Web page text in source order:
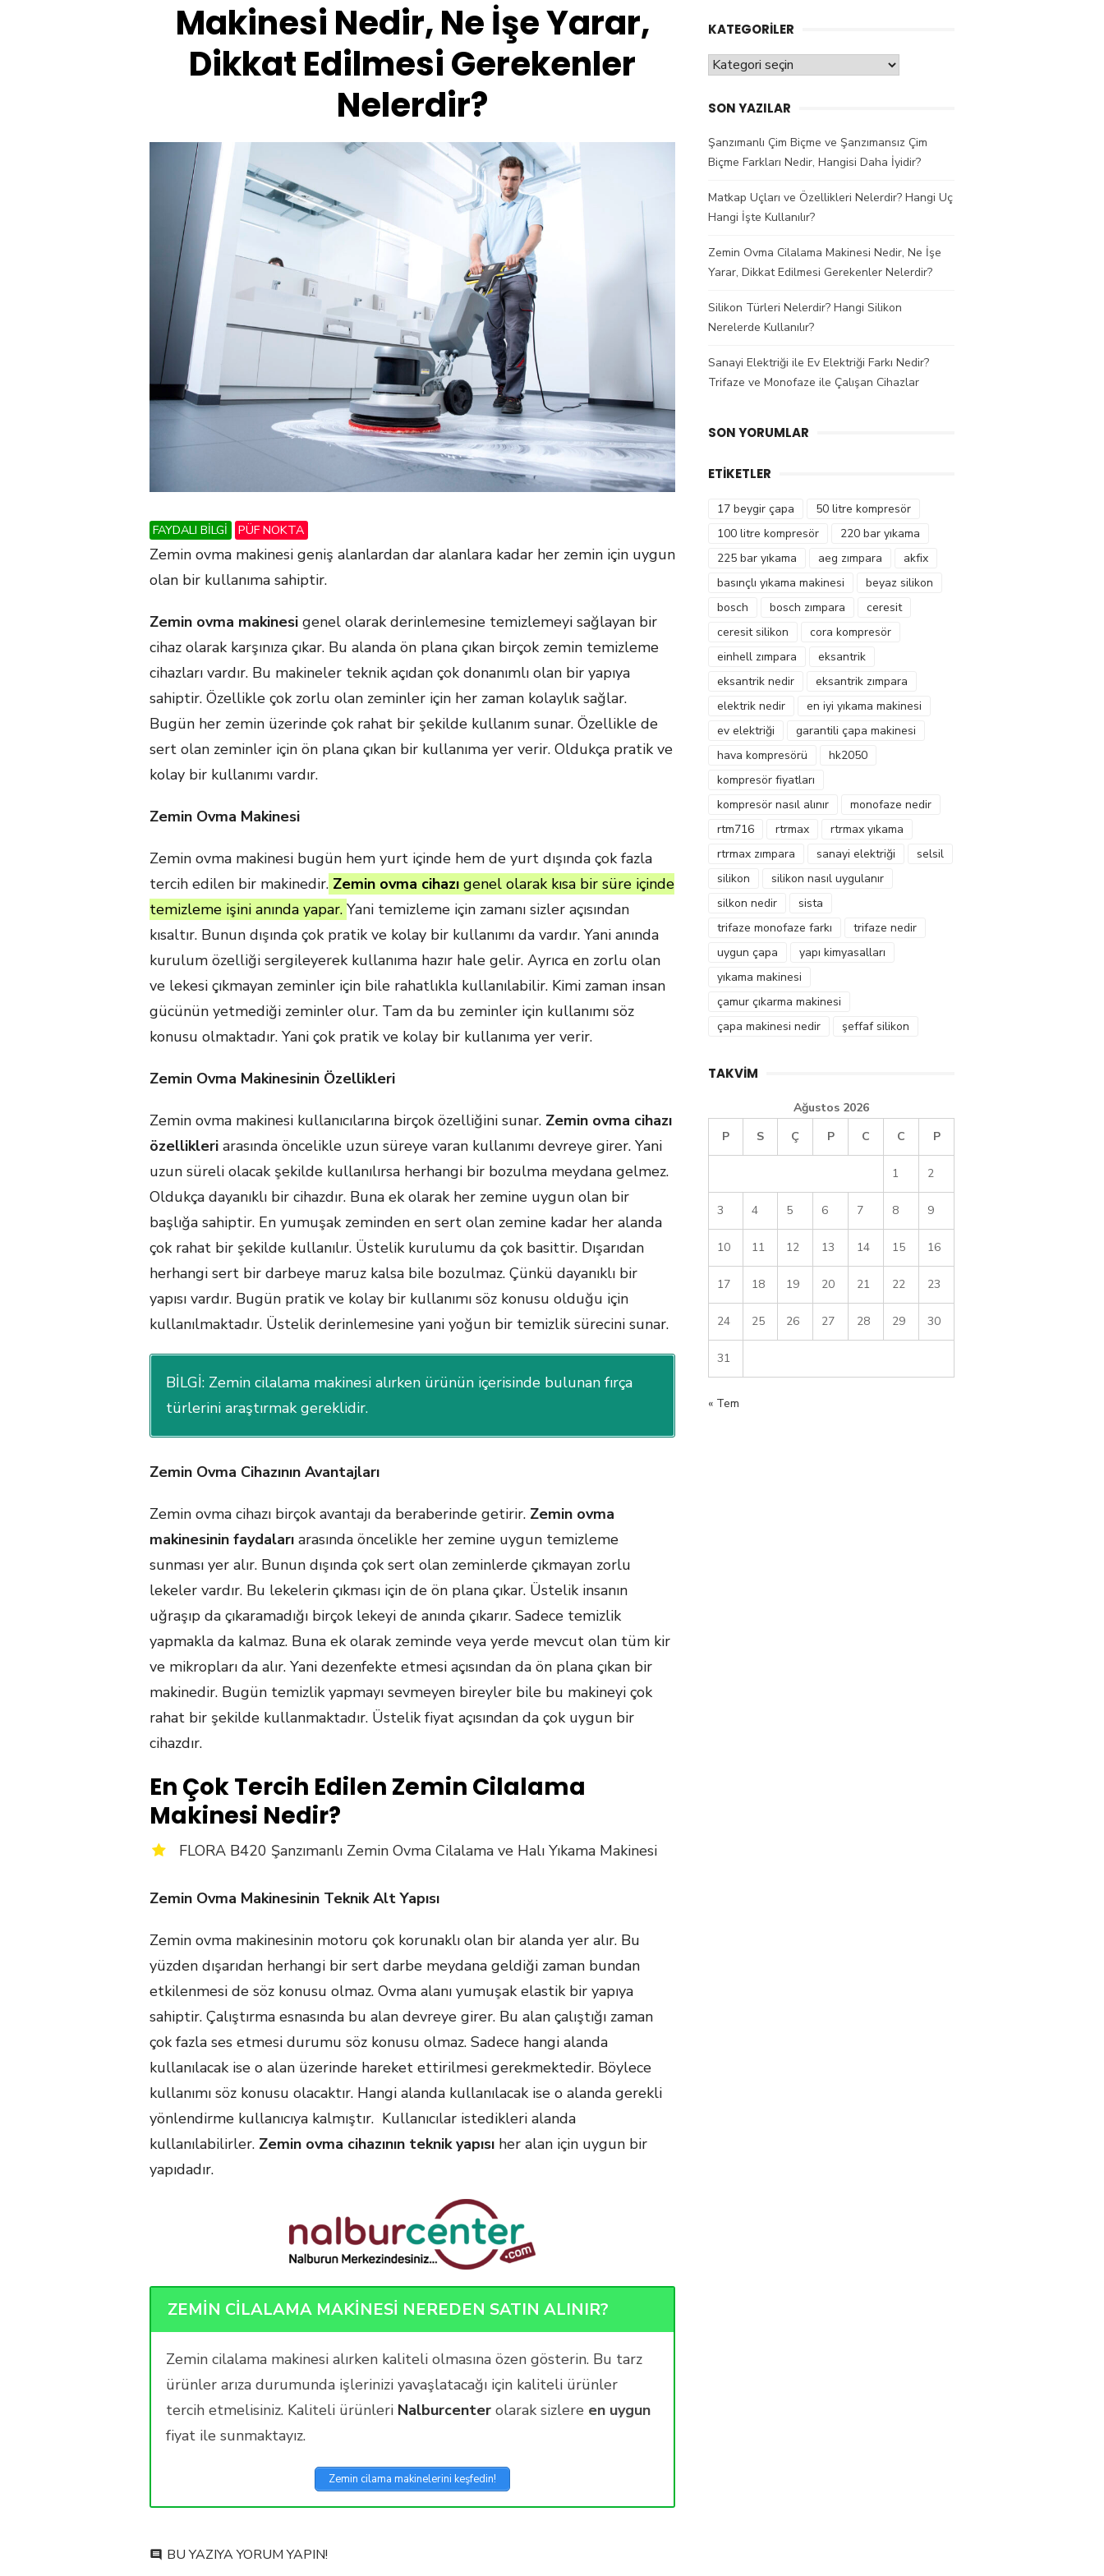
Makinesi Nedir, Ne İşe Yarar,
Dikkat Edilmesi Gerekenler
Nelerdir?
FAYDALI BİLGİ PÜF NOKTA
Zemin ovma makinesi geniş alanlardan dar alanlara kadar her zemin için uygun
olan bir kullanıma sahiptir.
Zemin ovma makinesi genel olarak derinlemesine temizlemeyi sağlayan bir
cihaz olarak karşınıza çıkar. Bu alanda ön plana çıkan birçok zemin temizleme
cihazları vardır. Bu makineler teknik açıdan çok donanımlı olan bir yapıya
sahiptir. Özellikle çok zorlu olan zeminler için her zaman kolaylık sağlar.
Bugün her zemin üzerinde çok rahat bir şekilde kullanım sunar. Özellikle de
sert olan zeminler için ön plana çıkan bir kullanıma yer verir. Oldukça pratik ve
kolay bir kullanımı vardır.
Zemin Ovma Makinesi
Zemin ovma makinesi bugün hem yurt içinde hem de yurt dışında çok fazla
tercih edilen bir makinedir. Zemin ovma cihazı genel olarak kısa bir süre içinde
temizleme işini anında yapar. Yani temizleme için zamanı sizler açısından
kısaltır. Bunun dışında çok pratik ve kolay bir kullanımı da vardır. Yani anında
kurulum özelliği sergileyerek kullanıma hazır hale gelir. Ayrıca en zorlu olan
ve lekesi çıkmayan zeminler için bile rahatlıkla kullanılabilir. Kimi zaman insan
gücünün yetmediği zeminler olur. Tam da bu zeminler için kullanımı söz
konusu olmaktadır. Yani çok pratik ve kolay bir kullanıma yer verir.
Zemin Ovma Makinesinin Özellikleri
Zemin ovma makinesi kullanıcılarına birçok özelliğini sunar. Zemin ovma cihazı
özellikleri arasında öncelikle uzun süreye varan kullanımı devreye girer. Yani
uzun süreli olacak şekilde kullanılırsa herhangi bir bozulma meydana gelmez.
Oldukça dayanıklı bir cihazdır. Buna ek olarak her zemine uygun olan bir
başlığa sahiptir. En yumuşak zeminden en sert olan zemine kadar her alanda
çok rahat bir şekilde kullanılır. Üstelik kurulumu da çok basittir. Dışarıdan
herhangi sert bir darbeye maruz kalsa bile bozulmaz. Çünkü dayanıklı bir
yapısı vardır. Bugün pratik ve kolay bir kullanımı söz konusu olduğu için
kullanılmaktadır. Üstelik derinlemesine yani yoğun bir temizlik sürecini sunar.
BİLGİ: Zemin cilalama makinesi alırken ürünün içerisinde bulunan fırça
türlerini araştırmak gereklidir.
Zemin Ovma Cihazının Avantajları
Zemin ovma cihazı birçok avantajı da beraberinde getirir. Zemin ovma
makinesinin faydaları arasında öncelikle her zemine uygun temizleme
sunması yer alır. Bunun dışında çok sert olan zeminlerde çıkmayan zorlu
lekeler vardır. Bu lekelerin çıkması için de ön plana çıkar. Üstelik insanın
uğraşıp da çıkaramadığı birçok lekeyi de anında çıkarır. Sadece temizlik
yapmakla da kalmaz. Buna ek olarak zeminde veya yerde mevcut olan tüm kir
ve mikropları da alır. Yani dezenfekte etmesi açısından da ön plana çıkan bir
makinedir. Bugün temizlik yapmayı sevmeyen bireyler bile bu makineyi çok
rahat bir şekilde kullanmaktadır. Üstelik fiyat açısından da çok uygun bir
cihazdır.
En Çok Tercih Edilen Zemin Cilalama
Makinesi Nedir?
FLORA B420 Şanzımanlı Zemin Ovma Cilalama ve Halı Yıkama Makinesi
Zemin Ovma Makinesinin Teknik Alt Yapısı
Zemin ovma makinesinin motoru çok korunaklı olan bir alanda yer alır. Bu
yüzden dışarıdan herhangi bir sert darbe meydana geldiği zaman bundan
etkilenmesi de söz konusu olmaz. Ovma alanı yumuşak elastik bir yapıya
sahiptir. Çalıştırma esnasında bu alan devreye girer. Bu alan çalıştığı zaman
çok fazla ses etmesi durumu söz konusu olmaz. Sadece hangi alanda
kullanılacak ise o alan üzerinde hareket ettirilmesi gerekmektedir. Böylece
kullanımı söz konusu olacaktır. Hangi alanda kullanılacak ise o alanda gerekli
yönlendirme kullanıcıya kalmıştır. Kullanıcılar istedikleri alanda
kullanılabilirler. Zemin ovma cihazının teknik yapısı her alan için uygun bir
yapıdadır.
ZEMİN CİLALAMA MAKİNESİ NEREDEN SATIN ALINIR?
Zemin cilalama makinesi alırken kaliteli olmasına özen gösterin. Bu tarz
ürünler arıza durumunda işlerinizi yavaşlatacağı için kaliteli ürünler
tercih etmelisiniz. Kaliteli ürünleri Nalburcenter olarak sizlere en uygun
fiyat ile sunmaktayız.
Zemin cilama makinelerini keşfedin!
comment BU YAZIYA YORUM YAPIN!
KATEGORILER
Kategoriler
SON YAZILAR
Şanzımanlı Çim Biçme ve Şanzımansız Çim
Biçme Farkları Nedir, Hangisi Daha İyidir?
Matkap Uçları ve Özellikleri Nelerdir? Hangi Uç
Hangi İşte Kullanılır?
Zemin Ovma Cilalama Makinesi Nedir, Ne İşe
Yarar, Dikkat Edilmesi Gerekenler Nelerdir?
Silikon Türleri Nelerdir? Hangi Silikon
Nerelerde Kullanılır?
Sanayi Elektriği ile Ev Elektriği Farkı Nedir?
Trifaze ve Monofaze ile Çalışan Cihazlar
SON YORUMLAR
ETIKETLER
17 beygir çapa
50 litre kompresör
100 litre kompresör
220 bar yıkama
225 bar yıkama
aeg zımpara
akfix
basınçlı yıkama makinesi
beyaz silikon
bosch
bosch zımpara
ceresit
ceresit silikon
cora kompresör
einhell zımpara
eksantrik
eksantrik nedir
eksantrik zımpara
elektrik nedir
en iyi yıkama makinesi
ev elektriği
garantili çapa makinesi
hava kompresörü
hk2050
kompresör fiyatları
kompresör nasıl alınır
monofaze nedir
rtm716
rtrmax
rtrmax yıkama
rtrmax zımpara
sanayi elektriği
selsil
silikon
silikon nasıl uygulanır
silkon nedir
sista
trifaze monofaze farkı
trifaze nedir
uygun çapa
yapı kimyasalları
yıkama makinesi
çamur çıkarma makinesi
çapa makinesi nedir
şeffaf silikon
TAKVIM
Ağustos 2026
P
S Ç P C C P
1 2
3 4 5 6 7 8 9
10 11 12 13 14 15 16
17 18 19 20 21 22 23
24 25 26 27 28 29 30
31
« Tem